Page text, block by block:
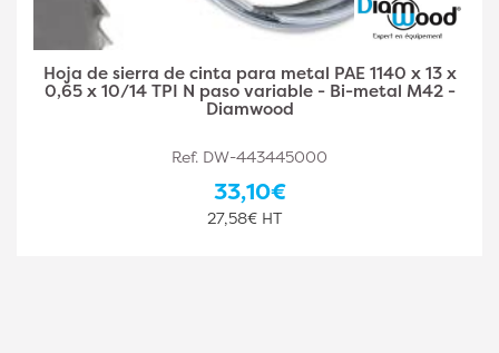
Hoja de Sierra de Cinta Metal PAE 1140 x 13 x 0,65 x
6/10 TPI N Paso Variable - Bi-Metal M42 -
Diamwood
Ref. DW-443445001
33,10€
27,58€ HT